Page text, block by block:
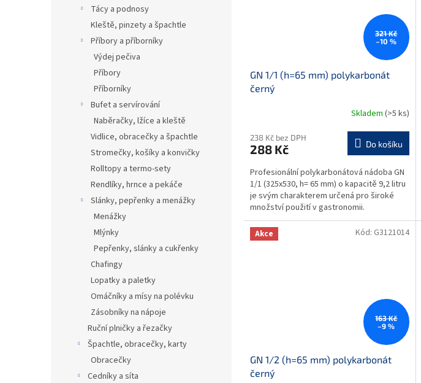
Tácy a podnosy
Kleště, pinzety a špachtle
Příbory a příborníky
Výdej pečiva
Příbory
Příborníky
Bufet a servírování
Naběračky, lžíce a kleště
Vidlice, obracečky a špachtle
Stromečky, košíky a konvičky
Rolltopy a termo-sety
Rendlíky, hrnce a pekáče
Slánky, pepřenky a menážky
Menážky
Mlýnky
Pepřenky, slánky a cukřenky
Chafingy
Lopatky a paletky
Omáčníky a mísy na polévku
Zásobníky na nápoje
Ruční plničky a řezačky
Špachtle, obracečky, karty
Obracečky
Cedníky a síta
321 Kč
–10 %
GN 1/1 (h=65 mm) polykarbonát
černý
Skladem (>5 ks)
238 Kč bez DPH
288 Kč Do košíku
Profesionální polykarbonátová nádoba GN
1/1 (325x530, h= 65 mm) o kapacitě 9,2 litru
je svým charakterem určená pro široké
množství použití v gastronomii.
Gastronádoba je...
Akce
163 Kč
–9 %
GN 1/2 (h=65 mm) polykarbonát
černý
Kód: G3121014